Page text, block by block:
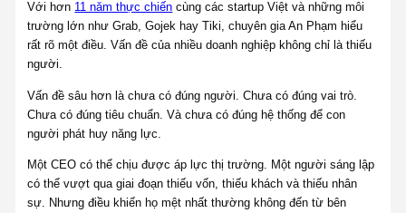
Với hơn 11 năm thực chiến cùng các startup Việt và những môi
trường lớn như Grab, Gojek hay Tiki, chuyên gia An Phạm hiểu
rất rõ một điều. Vấn đề của nhiều doanh nghiệp không chỉ là thiếu
người.
Vấn đề sâu hơn là chưa có đúng người. Chưa có đúng vai trò.
Chưa có đúng tiêu chuẩn. Và chưa có đúng hệ thống để con
người phát huy năng lực.
Một CEO có thể chịu được áp lực thị trường. Một người sáng lập
có thể vượt qua giai đoạn thiếu vốn, thiếu khách và thiếu nhân
sự. Nhưng điều khiến họ mệt nhất thường không đến từ bên